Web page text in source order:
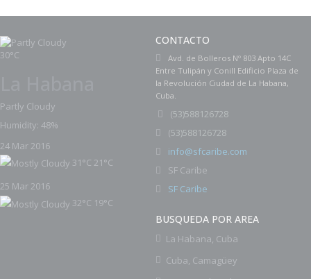
30°C
Partly Cloudy
Humidity: 48%
24 Mar 2016
31°C 21°C
25 Mar 2016
32°C 19°C
CONTACTO
Avd. de Bolleros Nº 803 Apto 14C
Entre Tulipán y Conill Edificio Plaza de
la Revolución Ciudad de La Habana,
Cuba.
(53)588126728
(53)588126728
info@sfcaribe.com
SF Caribe
SF Caribe
BUSQUEDA POR AREA
La Habana, Cuba
Cuba, Camagüey